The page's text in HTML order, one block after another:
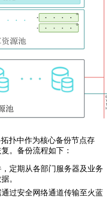
扑中作为核心备份节点存
。备份流程如下：
，定期从各部门服务器及业务
。
过安全网络通道传输至火蓝